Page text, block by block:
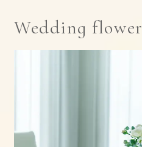
Wedding flower